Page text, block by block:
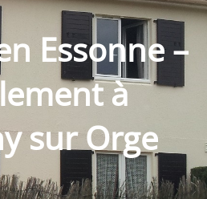
Essonne –
à
sur Orge